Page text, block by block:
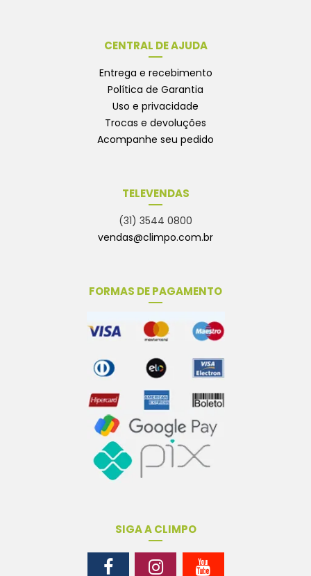
CENTRAL DE AJUDA
Entrega e recebimento
Política de Garantia
Uso e privacidade
Trocas e devoluções
Acompanhe seu pedido
TELEVENDAS
(31) 3544 0800
vendas@climpo.com.br
FORMAS DE PAGAMENTO
SIGA A CLIMPO